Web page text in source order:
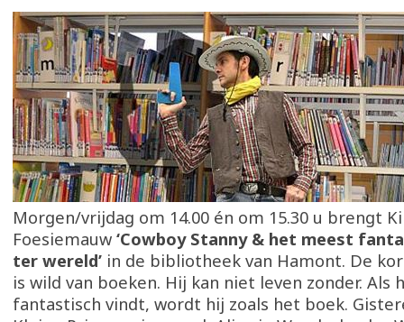
Morgen/vrijdag om 14.00 én om 15.30 u brengt
Foesiemauw ‘Cowboy Stanny & het meest
ter wereld’ in de bibliotheek van Hamont. De
is wild van boeken. Hij kan niet leven zonder. Als
fantastisch vindt, wordt hij zoals het boek.